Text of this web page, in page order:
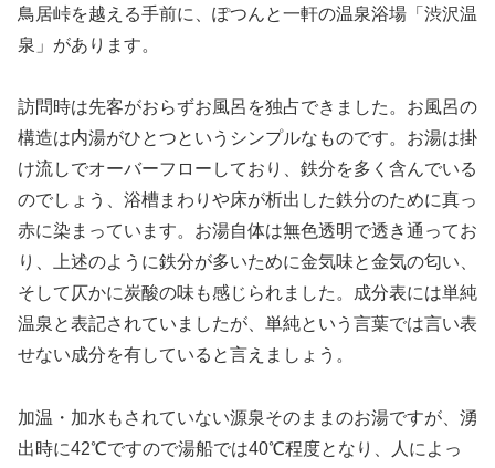
鳥居峠を越える手前に、ぽつんと一軒の温泉浴場「渋沢温
泉」があります。
訪問時は先客がおらずお風呂を独占できました。お風呂の
構造は内湯がひとつというシンプルなものです。お湯は掛
け流しでオーバーフローしており、鉄分を多く含んでいる
のでしょう、浴槽まわりや床が析出した鉄分のために真っ
赤に染まっています。お湯自体は無色透明で透き通ってお
り、上述のように鉄分が多いために金気味と金気の匂い、
そして仄かに炭酸の味も感じられました。成分表には単純
温泉と表記されていましたが、単純という言葉では言い表
せない成分を有していると言えましょう。
加温・加水もされていない源泉そのままのお湯ですが、湧
出時に42℃ですので湯船では40℃程度となり、人によっ